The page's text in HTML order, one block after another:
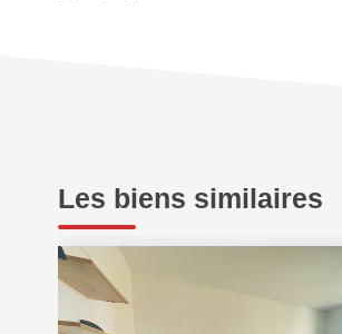
Les biens similaires